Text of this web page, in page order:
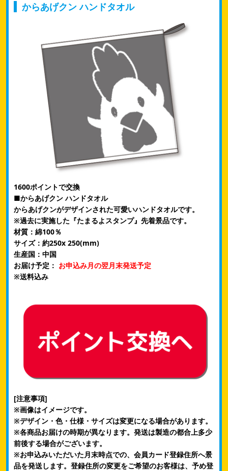
からあげクン ハンドタオル
1600ポイントで交換
■からあげクン ハンドタオル
からあげクンがデザインされた可愛いハンドタオルです。
※過去に実施した『たまるよスタンプ』先着景品です。
材質：綿100％
サイズ：約250x 250(mm)
生産国：中国
お届け予定： お申込み月の翌月末発送予定
※送料込み
[注意事項]
※画像はイメージです。
※デザイン・色・仕様・サイズは変更になる場合があります。
※各商品お届けの時期が異なります。発送は製造の都合上多少
前後する場合がございます。
※お申込みいただいた月末時点での、会員カード登録住所へ景
品を発送します。​登録住所の変更をご希望のお客様は、予め登